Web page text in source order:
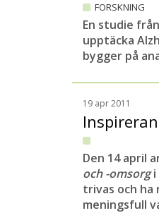
FORSKNING
En studie
upptäcka
bygger på
19 apr 2011
Den 14 april
och -omsorgi
trivas och ha
meningsfull